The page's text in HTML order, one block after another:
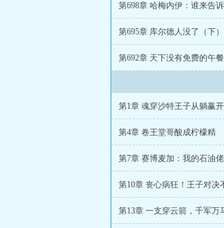
第698章 哈梅内伊：谁来告
第695章 库尔德人没了（下）
第692章 天下没有免费的午
第1章 魂穿沙特王子从躺赢
第4章 卷王堂哥酸成柠檬精
第7章 赛博麦加：我的石油
第10章 丧心病狂！王子对决
第13章 一支穿云箭，千军万